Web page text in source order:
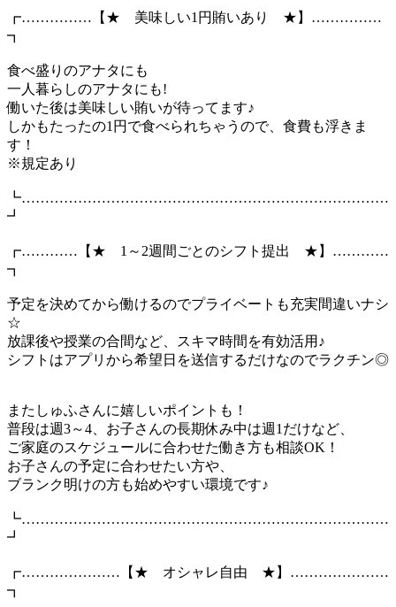
┏……………【★ 美味しい1円賄いあり ★】……………
┓
食べ盛りのアナタにも
一人暮らしのアナタにも!
働いた後は美味しい賄いが待ってます♪
しかもたったの1円で食べられちゃうので、食費も浮きま
す！
※規定あり
┗……………………………………………………………………
┛
┏…………【★ 1～2週間ごとのシフト提出 ★】…………
┓
予定を決めてから働けるのでプライベートも充実間違いナシ
☆
放課後や授業の合間など、スキマ時間を有効活用♪
シフトはアプリから希望日を送信するだけなのでラクチン◎
またしゅふさんに嬉しいポイントも！
普段は週3～4、お子さんの長期休み中は週1だけなど、
ご家庭のスケジュールに合わせた働き方も相談OK！
お子さんの予定に合わせたい方や、
ブランク明けの方も始めやすい環境です♪
┗……………………………………………………………………
┛
┏…………………【★ オシャレ自由 ★】…………………
┓